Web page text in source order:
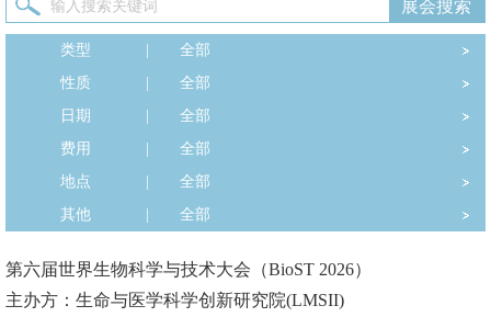
类型
全部
性质
全部
日期
全部
费用
全部
地点
全部
其他
全部
第六届世界生物科学与技术大会（BioST 2026）
主办方：生命与医学科学创新研究院(LMSII)